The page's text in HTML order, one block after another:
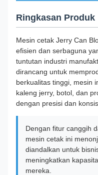
Ringkasan Produk
Mesin cetak Jerry Can
efisien dan serbaguna
tuntutan industri
dirancang untuk
berkualitas tinggi, mesin
kaleng jerry, botol, dan
dengan presisi dan
Dengan fitur canggih
mesin cetak ini
diandalkan untuk
meningkatkan
mereka.